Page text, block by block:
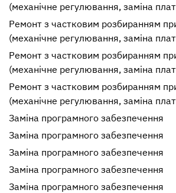
(механічне регулювання, заміна плат
Ремонт з частковим розбиранням
(механічне регулювання, заміна плат
Ремонт з частковим розбиранням
(механічне регулювання, заміна плат
Ремонт з частковим розбиранням
(механічне регулювання, заміна плат
Заміна програмного забезпечення
Заміна програмного забезпечення
Заміна програмного забезпечення
Заміна програмного забезпечення
Заміна програмного забезпечення